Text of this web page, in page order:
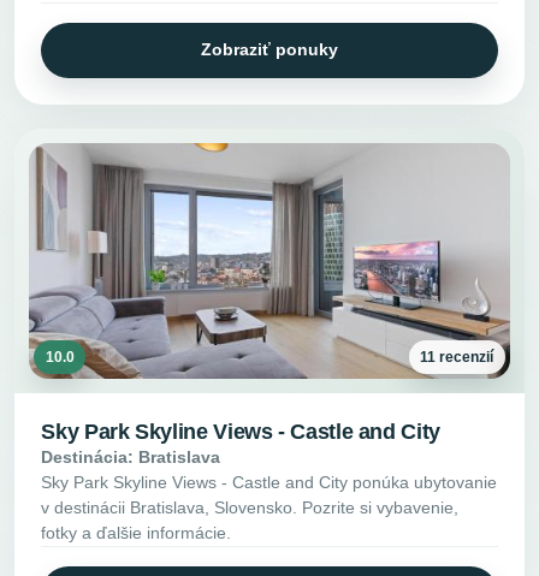
Zobraziť ponuky
10.0 11 recenzií
Sky Park Skyline Views - Castle and City
Destinácia: Bratislava
Sky Park Skyline Views - Castle and City ponúka ubytovanie
v destinácii Bratislava, Slovensko. Pozrite si vybavenie,
fotky a ďalšie informácie.